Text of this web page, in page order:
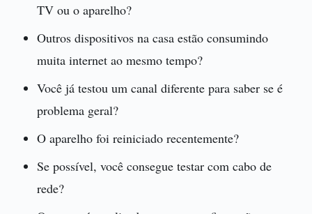
TV ou o aparelho?
Outros dispositivos na casa estão consumindo
muita internet ao mesmo tempo?
Você já testou um canal diferente para saber se é
problema geral?
O aparelho foi reiniciado recentemente?
Se possível, você consegue testar com cabo de
rede?